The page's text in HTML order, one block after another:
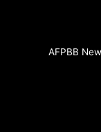
AFPBB